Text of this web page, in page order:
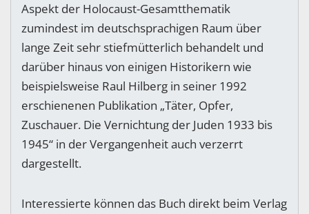
Aspekt der Holocaust-Gesamtthematik
zumindest im deutschsprachigen Raum über
lange Zeit sehr stiefmütterlich behandelt und
darüber hinaus von einigen Historikern wie
beispielsweise Raul Hilberg in seiner 1992
erschienenen Publikation „Täter, Opfer,
Zuschauer. Die Vernichtung der Juden 1933 bis
1945“ in der Vergangenheit auch verzerrt
dargestellt.
Interessierte können das Buch direkt beim Verlag